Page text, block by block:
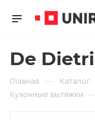
De
Главная — Каталог
Кухонные вытяжки